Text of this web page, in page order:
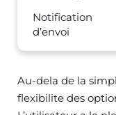
Notification
d’envoi
Au-dela de la
flexibilite des